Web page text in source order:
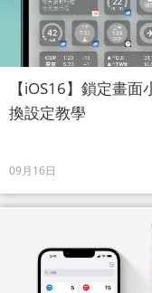
【iOS16】鎖定畫
換設定教學
09月16日